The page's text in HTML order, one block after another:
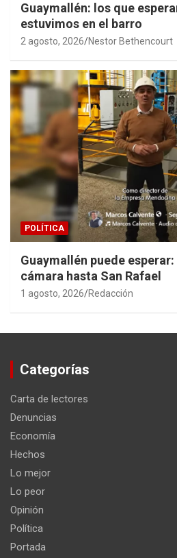
Guaymallén: los que
estuvimos en el barro
2 agosto, 2026 Nestor Bethencourt
POLÍTICA
Guaymallén puede
cámara hasta San Rafael
1 agosto, 2026 Redacción
Categorías
Carta de lectores
Denuncias
Economía
Hechos
Lo mejor
Lo peor
Opinión
Política
Portada